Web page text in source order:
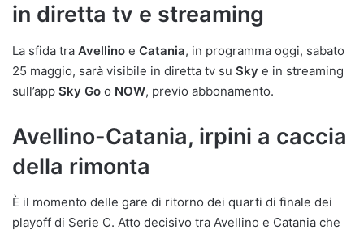
in diretta tv e streaming
La sfida tra Avellino e Catania, in programma oggi, sabato
25 maggio, sarà visibile in diretta tv su Sky e in streaming
sull’app Sky Go o NOW, previo abbonamento.
Avellino-Catania, irpini a caccia
della rimonta
È il momento delle gare di ritorno dei quarti di finale dei
playoff di Serie C. Atto decisivo tra Avellino e Catania che